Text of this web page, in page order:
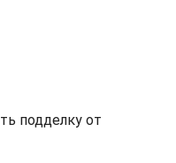
подделку от